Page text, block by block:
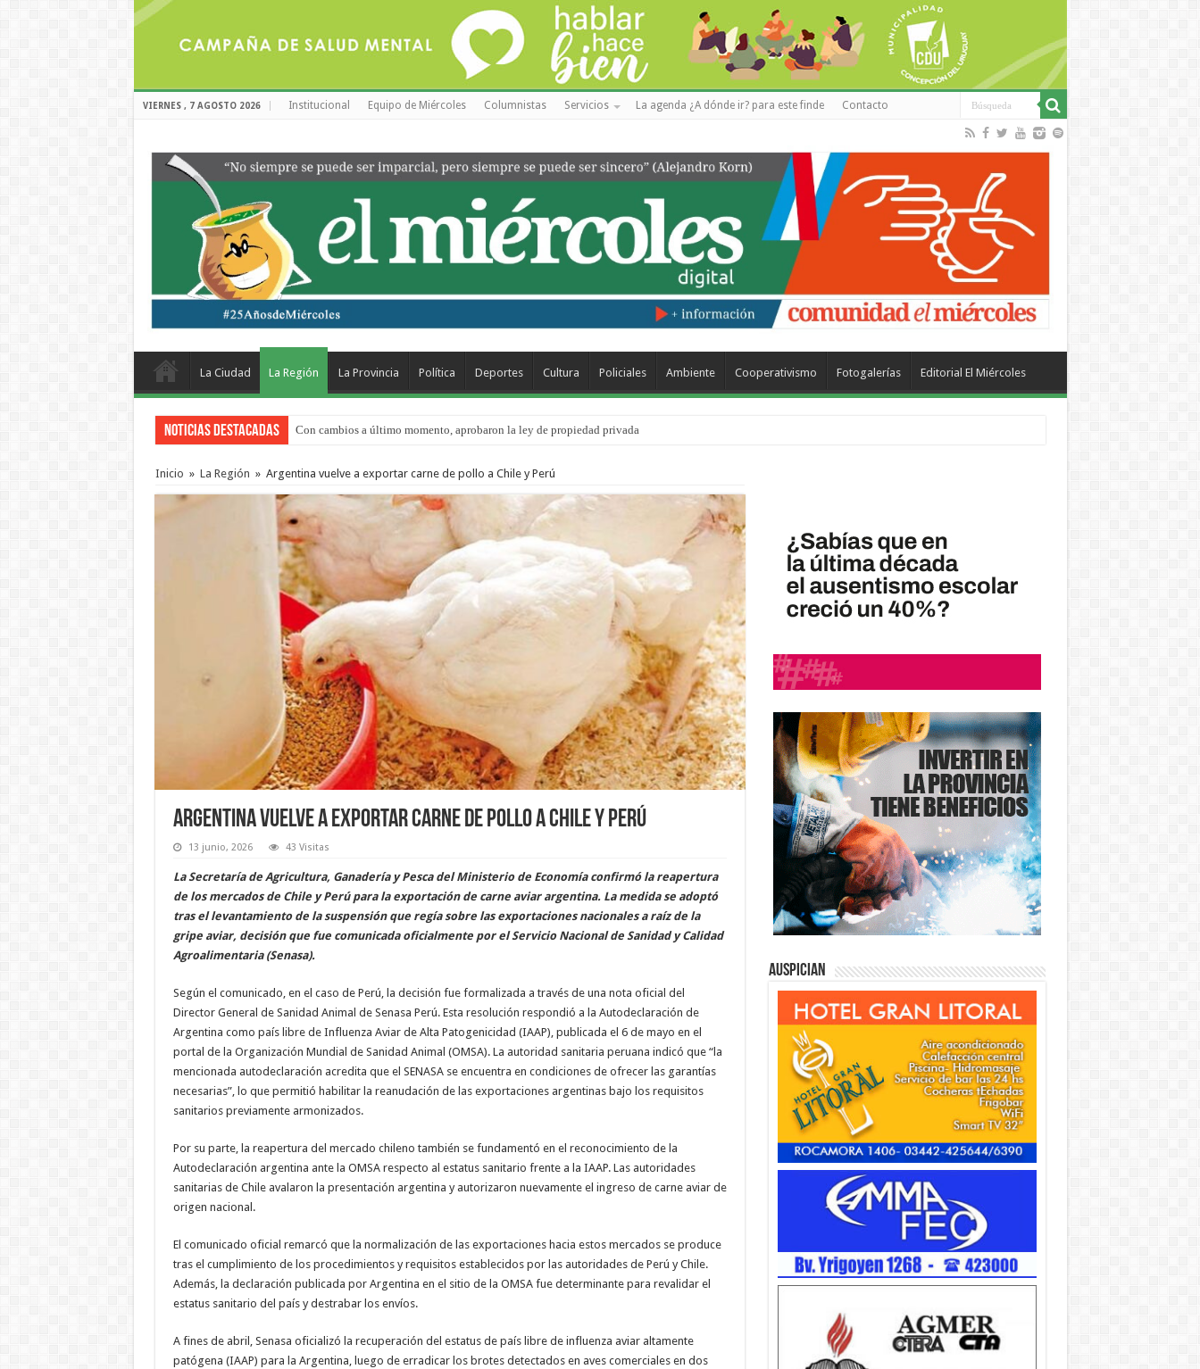
VIERNES , 7 AGOSTO 2026 Institucional Equipo de Miércoles Columnistas Servicios La agenda ¿A dónde ir? para este finde Contacto
La Ciudad La Región La Provincia Política Deportes Cultura Policiales Ambiente Cooperativismo Fotogalerías Editorial El Miércoles
Noticias Destacadas Con cambios a último momento, aprobaron la ley de propiedad privada
Del viernes 7 al domingo 9 de agosto: la agenda ¿A dónde ir? para este finde
Inicio » La Región » Argentina vuelve a exportar carne de pollo a Chile y Perú
Argentina vuelve a exportar carne de pollo a Chile y Perú
13 junio, 2026 43 Visitas
La Secretaría de Agricultura, Ganadería y Pesca del Ministerio de Economía confirmó la reapertura
de los mercados de Chile y Perú para la exportación de carne aviar argentina. La medida se adoptó
tras el levantamiento de la suspensión que regía sobre las exportaciones nacionales a raíz de la
gripe aviar, decisión que fue comunicada oficialmente por el Servicio Nacional de Sanidad y Calidad
Agroalimentaria (Senasa).
Según el comunicado, en el caso de Perú, la decisión fue formalizada a través de una nota oficial del
Director General de Sanidad Animal de Senasa Perú. Esta resolución respondió a la Autodeclaración de
Argentina como país libre de Influenza Aviar de Alta Patogenicidad (IAAP), publicada el 6 de mayo en el
portal de la Organización Mundial de Sanidad Animal (OMSA). La autoridad sanitaria peruana indicó que “la
mencionada autodeclaración acredita que el SENASA se encuentra en condiciones de ofrecer las garantías
necesarias”, lo que permitió habilitar la reanudación de las exportaciones argentinas bajo los requisitos
sanitarios previamente armonizados.
Por su parte, la reapertura del mercado chileno también se fundamentó en el reconocimiento de la
Autodeclaración argentina ante la OMSA respecto al estatus sanitario frente a la IAAP. Las autoridades
sanitarias de Chile avalaron la presentación argentina y autorizaron nuevamente el ingreso de carne aviar de
origen nacional.
El comunicado oficial remarcó que la normalización de las exportaciones hacia estos mercados se produce
tras el cumplimiento de los procedimientos y requisitos establecidos por las autoridades de Perú y Chile.
Además, la declaración publicada por Argentina en el sitio de la OMSA fue determinante para revalidar el
estatus sanitario del país y destrabar los envíos.
A fines de abril, Senasa oficializó la recuperación del estatus de país libre de influenza aviar altamente
patógena (IAAP) para la Argentina, luego de erradicar los brotes detectados en aves comerciales en dos
Auspician